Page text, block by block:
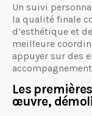
Un suivi
la qualité finale
d’esthétique et
meilleure
appuyer sur des
Les
œuvre,